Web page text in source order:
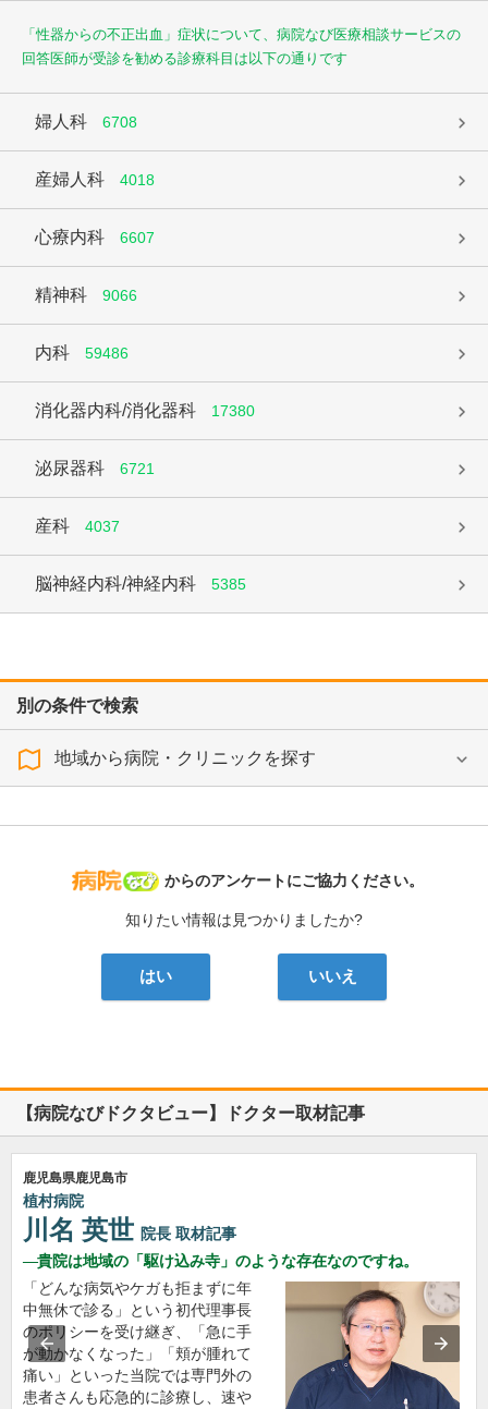
「性器からの不正出血」症状について、病院なび医療相談サービスの
回答医師が受診を勧める診療科目は以下の通りです
婦人科 6708
産婦人科 4018
心療内科 6607
精神科 9066
内科 59486
消化器内科/消化器科 17380
泌尿器科 6721
産科 4037
脳神経内科/神経内科 5385
別の条件で検索
地域から病院・クリニックを探す
病院なび
からのアンケートにご協力ください。
知りたい情報は見つかりましたか?
はい いいえ
【病院なびドクタビュー】ドクター取材記事
鹿児島県鹿児島市
植村病院
川名 英世 院長 取材記事
貴院は地域の「駆け込み寺」のような存在なのですね。
「どんな病気やケガも拒まずに年
中無休で診る」という初代理事長
のポリシーを受け継ぎ、「急に手
が動かなくなった」「頬が腫れて
痛い」といった当院では専門外の
患者さんも応急的に診療し、速や